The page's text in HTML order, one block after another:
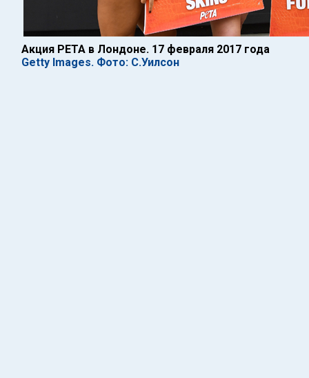
Акция PETA в Лондоне. 17 февраля 2017 года
Getty Images. Фото: С.Уилсон